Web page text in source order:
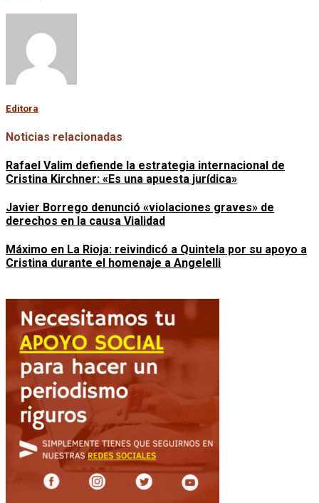
Editora
Noticias relacionadas
Rafael Valim defiende la estrategia internacional de
Cristina Kirchner: «Es una apuesta jurídica»
Javier Borrego denunció «violaciones graves» de
derechos en la causa Vialidad
Máximo en La Rioja: reivindicó a Quintela por su apoyo a
Cristina durante el homenaje a Angelelli